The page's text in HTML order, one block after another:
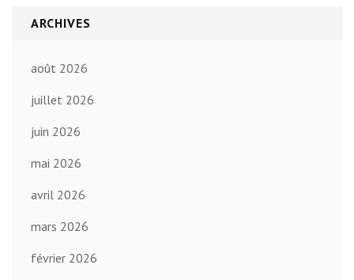
ARCHIVES
août 2026
juillet 2026
juin 2026
mai 2026
avril 2026
mars 2026
février 2026